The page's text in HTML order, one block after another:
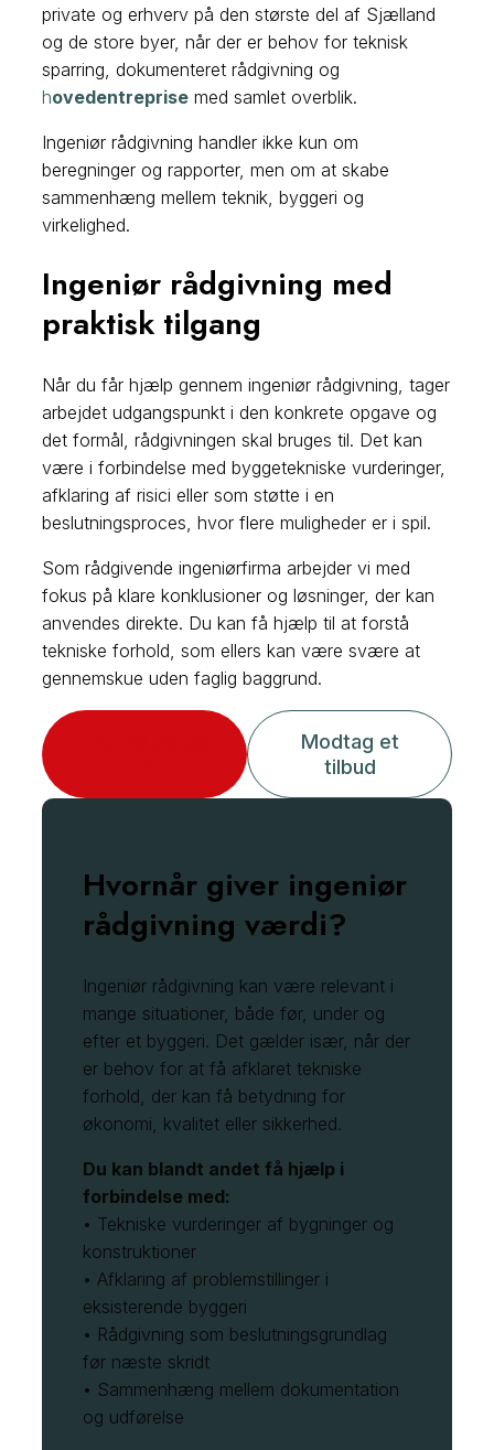
private og erhverv på den største del af Sjælland
og de store byer, når der er behov for teknisk
sparring, dokumenteret rådgivning og
hovedentreprise med samlet overblik.
Ingeniør rådgivning handler ikke kun om
beregninger og rapporter, men om at skabe
sammenhæng mellem teknik, byggeri og
virkelighed.
Ingeniør rådgivning med
praktisk tilgang
Når du får hjælp gennem ingeniør rådgivning, tager
arbejdet udgangspunkt i den konkrete opgave og
det formål, rådgivningen skal bruges til. Det kan
være i forbindelse med byggetekniske vurderinger,
afklaring af risici eller som støtte i en
beslutningsproces, hvor flere muligheder er i spil.
Som rådgivende ingeniørfirma arbejder vi med
fokus på klare konklusioner og løsninger, der kan
anvendes direkte. Du kan få hjælp til at forstå
tekniske forhold, som ellers kan være svære at
gennemskue uden faglig baggrund.
Modtag et
tilbud
Hvornår giver ingeniør
rådgivning værdi?
Ingeniør rådgivning kan være relevant i
mange situationer, både før, under og
efter et byggeri. Det gælder især, når der
er behov for at få afklaret tekniske
forhold, der kan få betydning for
økonomi, kvalitet eller sikkerhed.
Du kan blandt andet få hjælp i
forbindelse med:
• Tekniske vurderinger af bygninger og
konstruktioner
• Afklaring af problemstillinger i
eksisterende byggeri
• Rådgivning som beslutningsgrundlag
før næste skridt
• Sammenhæng mellem dokumentation
og udførelse